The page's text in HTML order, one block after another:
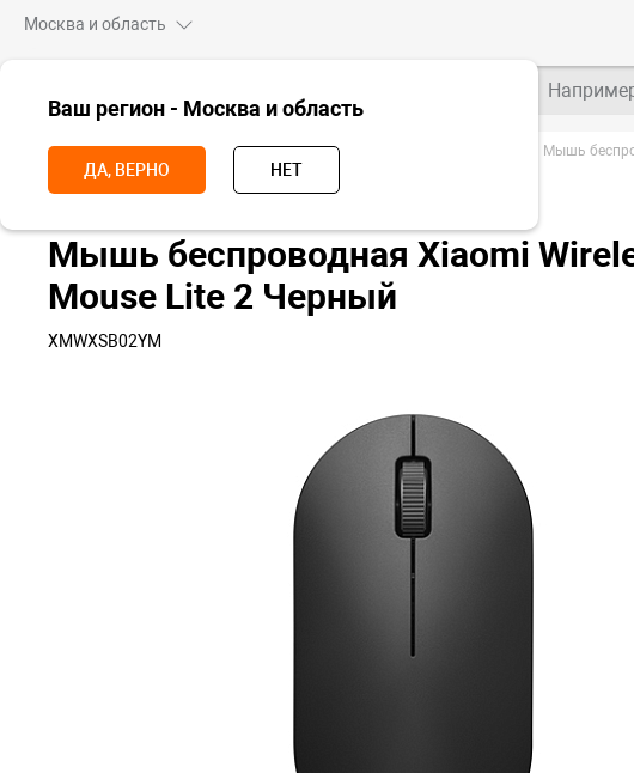
Москва и область
Ваш регион - Москва и область
ДА, ВЕРНО НЕТ
Главная Аксессуары Аксессуары для компьютеров Мышь
Мышь беспроводная Xiaomi
Mouse Lite 2 Черный
XMWXSB02YM